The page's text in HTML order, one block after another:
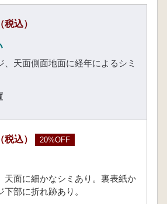
（税込）
、天面側面地面に経年によるシミ
（税込） 20%OFF
天面に細かなシミあり。裏表紙か
下部に折れ跡あり。